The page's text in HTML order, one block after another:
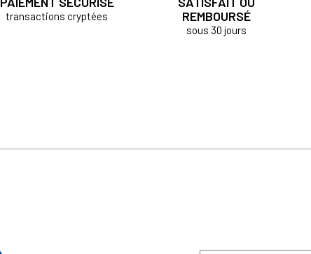
transactions cryptées
REMBOURSÉ
sous 30 jours